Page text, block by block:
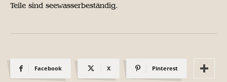
Teile sind seewasserbeständig.
Facebook X Pinterest